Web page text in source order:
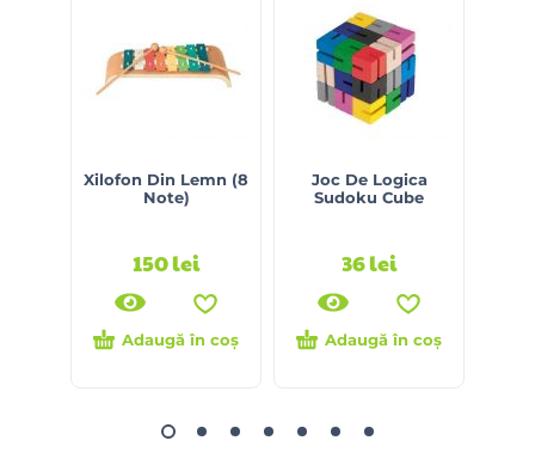
Xilofon Din Lemn (8
Note)
150lei
Adaugă în coș
Joc De Logica
Sudoku Cube
36lei
Adaugă în coș